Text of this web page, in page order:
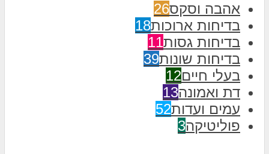
אהבה וסקס26
בדיחות ארוכות18
בדיחות גסות11
בדיחות שונות39
בעלי חיים12
דת ואמונה13
עמים ועדות52
פוליטיקה3